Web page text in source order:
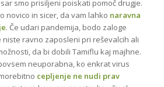
smo prisiljeni poiskati pomoč drugje.
novico in sicer, da vam lahko naravna
. Če udari pandemija, bodo zaloge
niste ravno zaposleni pri reševalcih ali
da bi dobili Tamiflu kaj majhne.
neuporabna, ko enkrat virus
cepljenje ne nudi prav